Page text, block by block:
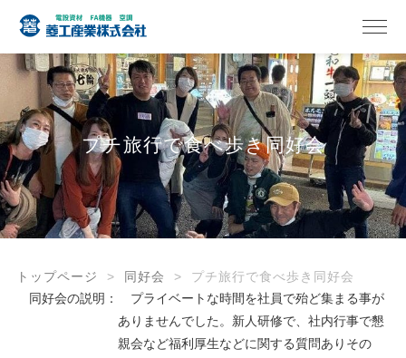
プチ旅行で食べ歩き同好会
トップページ 同好会
プチ旅行で食べ歩き同好会
同好会の説明： プライベートな時間を社員で殆ど集まる事が
ありませんでした。新人研修で、社内行事で懇
親会など福利厚生などに関する質問ありその